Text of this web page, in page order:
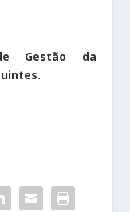
Gestão da